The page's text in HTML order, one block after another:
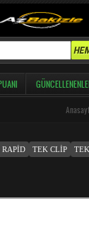
RAPID TEK CLIP